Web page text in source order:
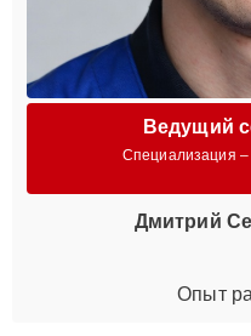
Ведущий
Специализация
Дмитрий
Опыт